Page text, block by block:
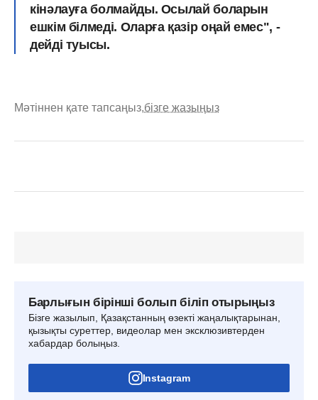
кінәлауға болмайды. Осылай боларын
ешкім білмеді. Оларға қазір оңай емес", -
дейді туысы.
Мәтіннен қате тапсаңыз,бізге жазыңыз
Барлығын бірінші болып біліп отырыңыз
Бізге жазылып, Қазақстанның өзекті жаңалықтарынан,
қызықты суреттер, видеолар мен эксклюзивтерден
хабардар болыңыз.
Instagram